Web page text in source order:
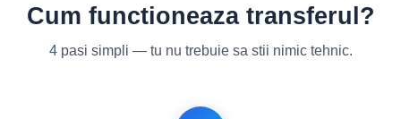
Cum functioneaza transferul?
4 pasi simpli — tu nu trebuie sa stii nimic tehnic.